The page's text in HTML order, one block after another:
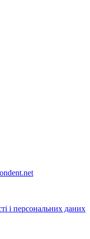
і персональних даних